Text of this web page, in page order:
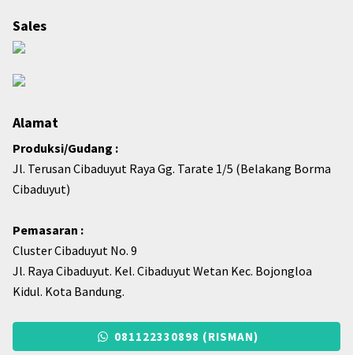
Sales
Alamat
Produksi/Gudang :
Jl. Terusan Cibaduyut Raya Gg. Tarate 1/5 (Belakang Borma
Cibaduyut)
Pemasaran :
Cluster Cibaduyut No. 9
Jl. Raya Cibaduyut. Kel. Cibaduyut Wetan Kec. Bojongloa
Kidul. Kota Bandung.
081122330898 (RISMAN)